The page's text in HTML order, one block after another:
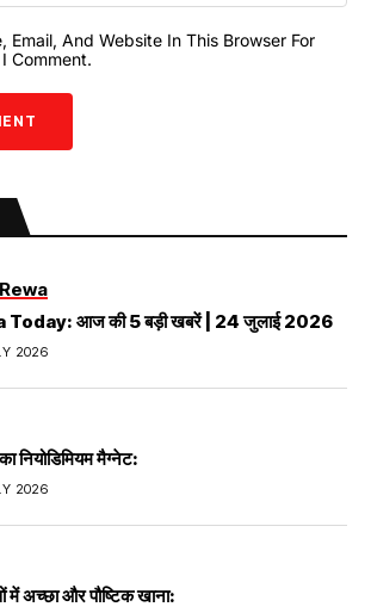
Email, And Website In This Browser For
Comment.
Rewa
Today: आज की 5 बड़ी खबरें | 24 जुलाई 2026
2026
नियोडिमियम मैग्नेट:
2026
में अच्छा और पौष्टिक खाना: